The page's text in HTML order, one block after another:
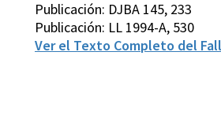
Publicación: DJBA 145, 233
Publicación: LL 1994-A, 530
Ver el Texto Completo del